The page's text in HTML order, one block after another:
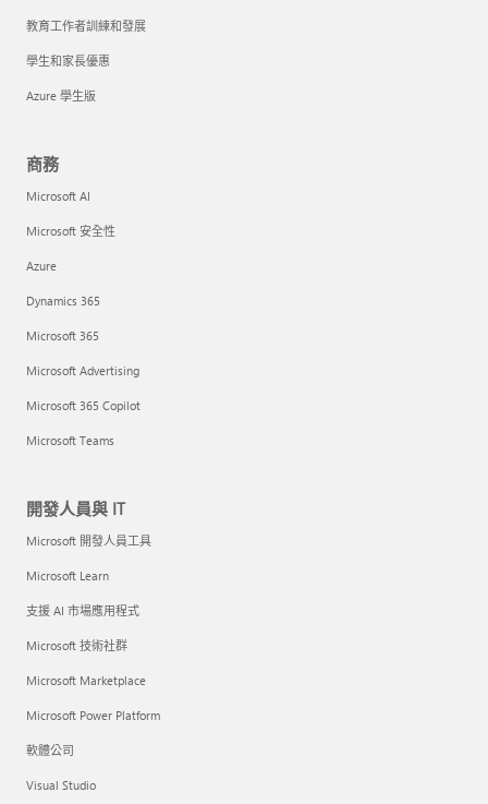
教育工作者訓練和發展
學生和家長優惠
Azure 學生版
商務
Microsoft AI
Microsoft 安全性
Azure
Dynamics 365
Microsoft 365
Microsoft Advertising
Microsoft 365 Copilot
Microsoft Teams
開發人員與 IT
Microsoft 開發人員工具
Microsoft Learn
支援 AI 市場應用程式
Microsoft 技術社群
Microsoft Marketplace
Microsoft Power Platform
軟體公司
Visual Studio